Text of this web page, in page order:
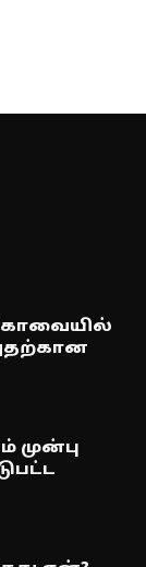
முன்பு